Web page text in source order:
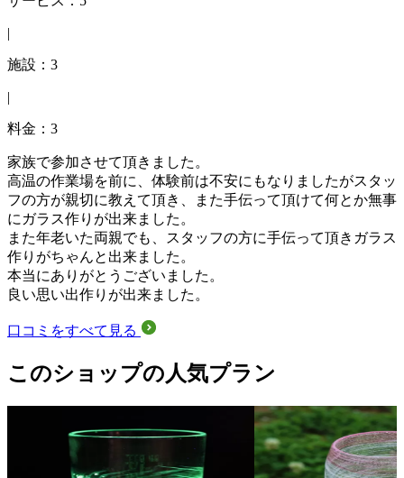
|
施設：3
|
料金：3
家族で参加させて頂きました。
高温の作業場を前に、体験前は不安にもなりましたがスタッ
フの方が親切に教えて頂き、また手伝って頂けて何とか無事
にガラス作りが出来ました。
また年老いた両親でも、スタッフの方に手伝って頂きガラス
作りがちゃんと出来ました。
本当にありがとうございました。
良い思い出作りが出来ました。
口コミをすべて見る
このショップの人気プラン